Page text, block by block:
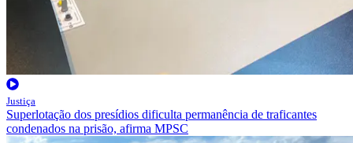
Justiça
Superlotação dos presídios dificulta permanência de traficantes
condenados na prisão, afirma MPSC